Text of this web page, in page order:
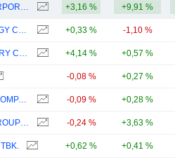
PEABODY ENERGY CORPORATION +3,16 % +9,91 %
CHINA SHENHUA ENERGY COMPANY LIMITED +0,33 % -1,10 %
SHAANXI COAL INDUSTRY COMPANY LIMITED +4,14 % +0,57 %
-0,08 % +0,27 %
CHINA COAL ENERGY COMPANY LIMITED -0,09 % +0,28 %
YANKUANG ENERGY GROUP COMPANY LIMITED -0,24 % +3,63 %
+0,62 % +0,41 %